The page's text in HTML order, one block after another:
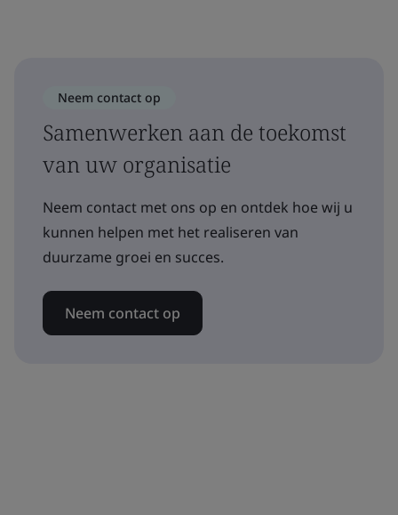
Neem contact op
Samenwerken aan de toekomst
van uw organisatie
Neem contact met ons op en ontdek hoe wij u
kunnen helpen met het realiseren van
duurzame groei en succes.
Neem contact op